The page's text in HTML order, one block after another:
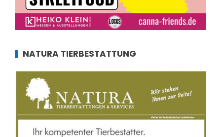
NATURA TIERBESTATTUNG